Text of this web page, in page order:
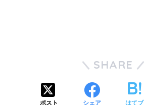
SHARE
ポスト シェア はてブ